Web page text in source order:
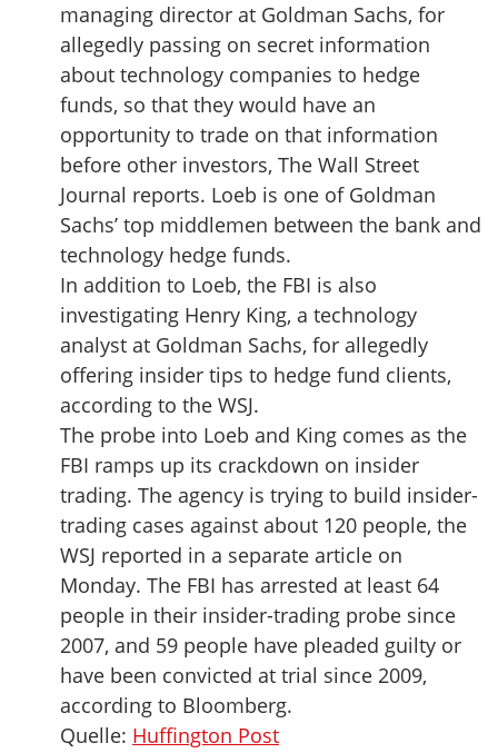
managing director at Goldman Sachs, for
allegedly passing on secret information
about technology companies to hedge
funds, so that they would have an
opportunity to trade on that information
before other investors, The Wall Street
Journal reports. Loeb is one of Goldman
Sachs’ top middlemen between the bank and
technology hedge funds.
In addition to Loeb, the FBI is also
investigating Henry King, a technology
analyst at Goldman Sachs, for allegedly
offering insider tips to hedge fund clients,
according to the WSJ.
The probe into Loeb and King comes as the
FBI ramps up its crackdown on insider
trading. The agency is trying to build insider-
trading cases against about 120 people, the
WSJ reported in a separate article on
Monday. The FBI has arrested at least 64
people in their insider-trading probe since
2007, and 59 people have pleaded guilty or
have been convicted at trial since 2009,
according to Bloomberg.
Quelle: Huffington Post